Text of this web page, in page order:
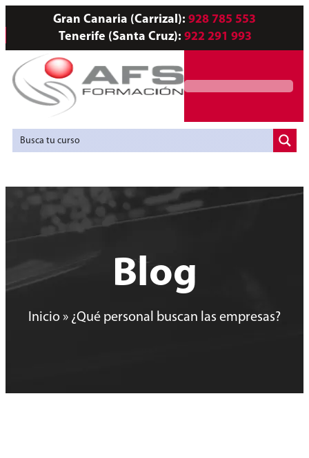
Gran Canaria (Carrizal): 928 785 553
Tenerife (Santa Cruz): 922 291 993
Blog
Inicio » ¿Qué personal buscan las empresas?